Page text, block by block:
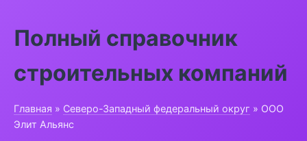
Полный справочник
строительных компаний
Главная » Северо-Западный федеральный округ » ООО
Элит Альянс